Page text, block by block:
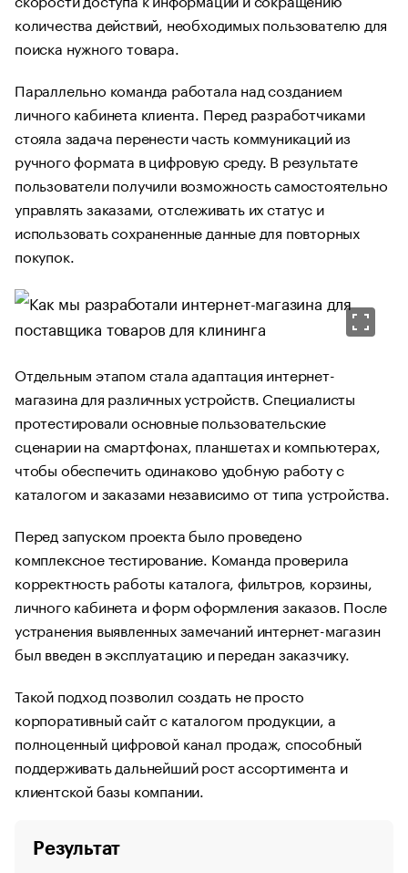
количества действий, необходимых пользователю для
поиска нужного товара.
Параллельно команда работала над созданием
личного кабинета клиента. Перед разработчиками
стояла задача перенести часть коммуникаций из
ручного формата в цифровую среду. В результате
пользователи получили возможность самостоятельно
управлять заказами, отслеживать их статус и
использовать сохраненные данные для повторных
покупок.
Отдельным этапом стала адаптация интернет-
магазина для различных устройств. Специалисты
протестировали основные пользовательские
сценарии на смартфонах, планшетах и компьютерах,
чтобы обеспечить одинаково удобную работу с
каталогом и заказами независимо от типа устройства.
Перед запуском проекта было проведено
комплексное тестирование. Команда проверила
корректность работы каталога, фильтров, корзины,
личного кабинета и форм оформления заказов. После
устранения выявленных замечаний интернет-магазин
был введен в эксплуатацию и передан заказчику.
Такой подход позволил создать не просто
корпоративный сайт с каталогом продукции, а
полноценный цифровой канал продаж, способный
поддерживать дальнейший рост ассортимента и
клиентской базы компании.
Результат